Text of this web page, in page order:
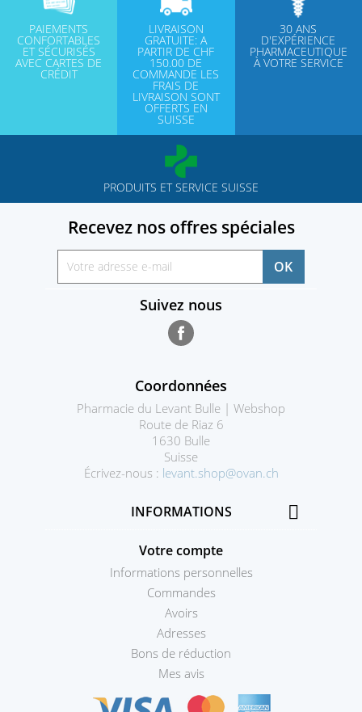
PAIEMENTS
CONFORTABLES
ET SÉCURISÉS
AVEC CARTES DE
CRÉDIT
LIVRAISON
GRATUITE: A
PARTIR DE CHF
150.00 DE
COMMANDE LES
FRAIS DE
LIVRAISON SONT
OFFERTS EN
SUISSE
30 ANS
D'EXPÉRIENCE
PHARMACEUTIQUE
À VOTRE SERVICE
PRODUITS ET SERVICE SUISSE
Recevez nos offres spéciales
Suivez nous
Coordonnées
Pharmacie du Levant Bulle | Webshop
Route de Riaz 6
1630 Bulle
Suisse
Écrivez-nous : levant.shop@ovan.ch
INFORMATIONS 
Votre compte
Informations personnelles
Commandes
Avoirs
Adresses
Bons de réduction
Mes avis